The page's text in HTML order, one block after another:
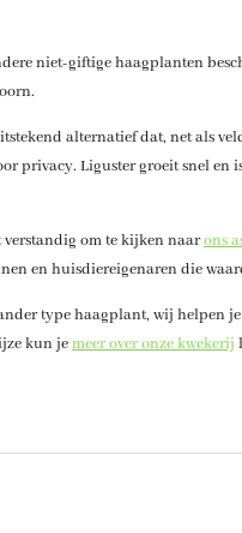
niet-giftige haagplanten
alternatief dat, net als
privacy. Liguster groeit snel en
om te kijken naarons
en huisdiereigenaren die
type haagplant, wij helpen
kun jemeer over onze kwekerij